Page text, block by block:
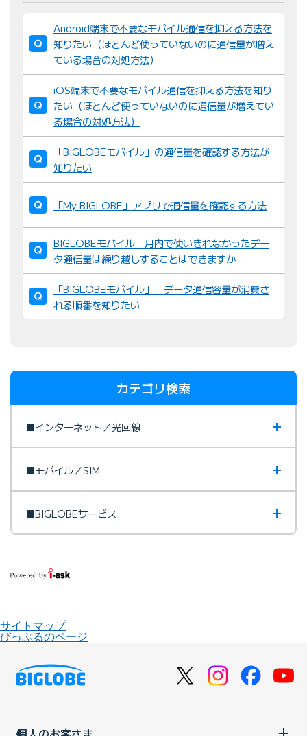
替
Android端末で不要なモバイル通信を抑える方法を
知りたい（ほとんど使っていないのに通信量が増え
ている場合の対処方法）
iOS端末で不要なモバイル通信を抑える方法を知り
たい（ほとんど使っていないのに通信量が増えてい
る場合の対処方法）
「BIGLOBEモバイル」の通信量を確認する方法が
知りたい
「My BIGLOBE」アプリで通信量を確認する方法
BIGLOBEモバイル 月内で使いきれなかったデー
タ通信量は繰り越しすることはできますか
「BIGLOBEモバイル」 データ通信容量が消費さ
れる順番を知りたい
カテゴリ検索
■インターネット／光回線
■モバイル／SIM
■BIGLOBEサービス
サイトマップ
びっぷるのページ